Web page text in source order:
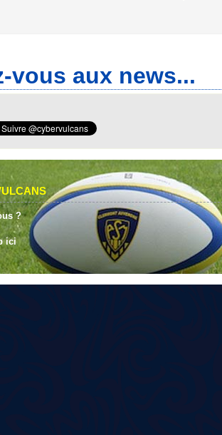
vous aux news...
?
ici